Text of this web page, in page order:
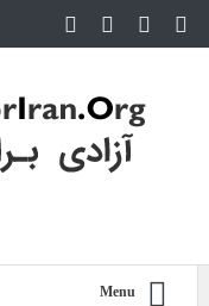
Menu